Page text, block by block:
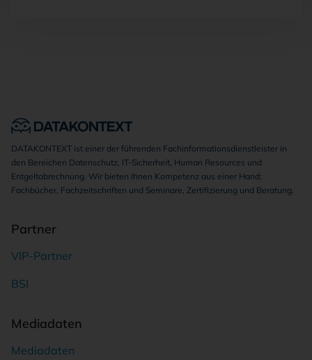
DATAKONTEXT ist einer der führenden Fachinformationsdienstleister in
den Bereichen Datenschutz, IT-Sicherheit, Human Resources und
Entgeltabrechnung. Wir bieten Ihnen Kompetenz aus einer Hand:
Fachbücher, Fachzeitschriften und Seminare, Zertifizierung und Beratung.
Partner
VIP-Partner
BSI
Mediadaten
Mediadaten